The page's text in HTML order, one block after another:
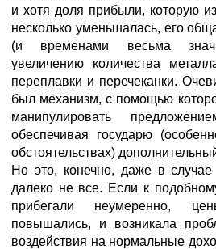
и хотя доля прибыли, которую
несколько уменьшалась, его
(и временами весьма
увеличению количества
переплавки и перечеканки.
был механизм, с помощью
манипулировать
обеспечивая государю
обстоятельствах)
Но это, конечно, даже в
далеко не все. Если к
прибегали неумеренно,
повышались, и возникала
воздействия на нормальные